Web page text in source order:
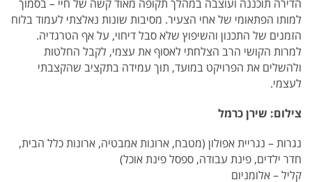
הדירה תוכננה ועוצבה במהלך תקופה מאוד קשה של חיי – בסמוך
למותו הפתאומי של אחי הצעיר. מסיבות שונות נאלצתי לעמוד בלוח
הזמנים של התכנון והשיפוץ שלא סבל דיחוי, על אף הטרגדיה.
למרות הקושי הרב הצלחתי לאסוף את עצמי, לקבל החלטות
ולהשלים את הפרויקט במועד, תוך עמידה בתקציב שהקצבתי
לעצמי.
צילום: שירן כרמל
נגרות – נגריית אפולון (מטבח, ארונות אמבטיה, ארונות כלל הבית,
חדר ילדים, פינת עבודה, ספסל פינת אוכל)
קליל – אלומניום